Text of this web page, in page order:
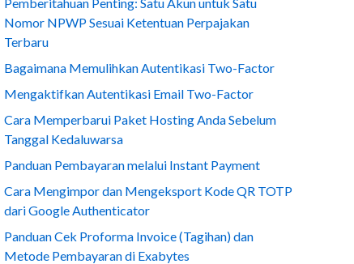
Nomor NPWP Sesuai Ketentuan Perpajakan
Terbaru
Bagaimana Memulihkan Autentikasi Two-Factor
Mengaktifkan Autentikasi Email Two-Factor
Cara Memperbarui Paket Hosting Anda Sebelum
Tanggal Kedaluwarsa
Panduan Pembayaran melalui Instant Payment
Cara Mengimpor dan Mengeksport Kode QR TOTP
dari Google Authenticator
Panduan Cek Proforma Invoice (Tagihan) dan
Metode Pembayaran di Exabytes